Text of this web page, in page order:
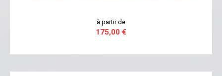
à partir de
175,00 €